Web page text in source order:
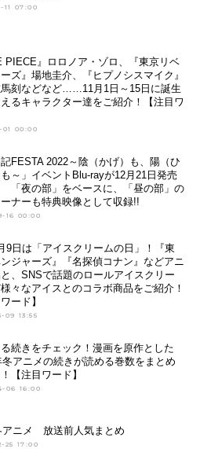
11 07:00
PIECE』ロロノア・ゾロ、『東京リベ
ズ』場地圭介、『ヒプノシスマイク』
刻などなど……11月1日～15日に誕生
えるキャラクター達をご紹介！【注目ワ
01 00:00
記FESTA 2022～陰（かげ）も、陽（ひ
～」イベントBlu-rayが12月21日発売
「夜の部」をベースに、「昼の部」の
ナーも特典映像として収録!!
16 00:00
9日は「アイスクリームの日」！『東
ジャーズ』『名探偵コナン』などアニ
、SNSで話題のロールアイスクリー
々なアイスとのコラボ商品をご紹介！
ード】
09 13:55
続きをチェック！漫画を原作とした
冬アニメの続きが読める巻数をまとめ
【注目ワード】
06 16:00
アニメ 放送前人気まとめ
25 17:00